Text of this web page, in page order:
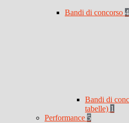
Bandi di concorso 4
Bandi di
tabelle) 1
Performance 5